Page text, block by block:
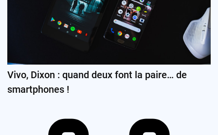
Vivo, Dixon : quand deux font la paire… de
smartphones !